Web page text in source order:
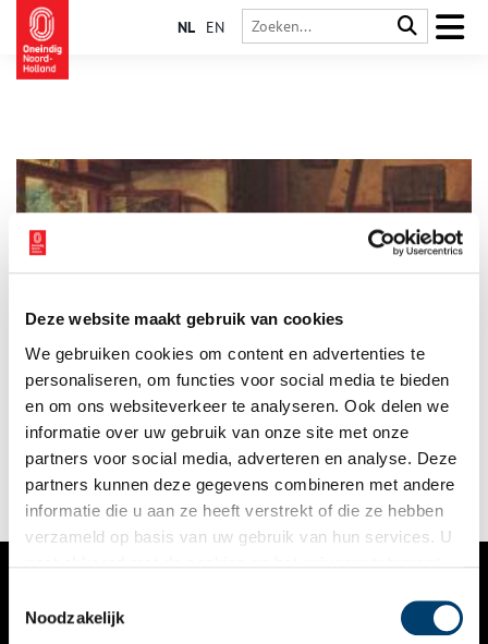
Deze website maakt gebruik van cookies
We gebruiken cookies om content en advertenties te
personaliseren, om functies voor social media te bieden
en om ons websiteverkeer te analyseren. Ook delen we
informatie over uw gebruik van onze site met onze
partners voor social media, adverteren en analyse. Deze
partners kunnen deze gegevens combineren met andere
informatie die u aan ze heeft verstrekt of die ze hebben
verzameld op basis van uw gebruik van hun services. U
Noodzakelijk
NL EN
De Hoornse zeeman, Willem Corneliszoon Schouten kwam in
1617 na een lange zeereis ‘met de kous op het hoofd’ thuis.
VERHALEN